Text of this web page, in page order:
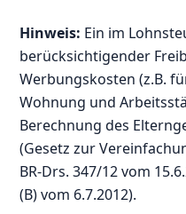
Hinweis: Ein im
berücksichtigender
Werbungskosten (z.B.
Wohnung und
Berechnung des
(Gesetz zur
BR-Drs. 347/12 vom
(B) vom 6.7.2012).